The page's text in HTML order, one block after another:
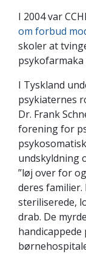
I 2004 var
om forbud
skoler at
I Tyskland
psykiaternes
Dr. Frank
forening for
undskyldning
”løj over for
deres familier.
steriliserede,
drab. De